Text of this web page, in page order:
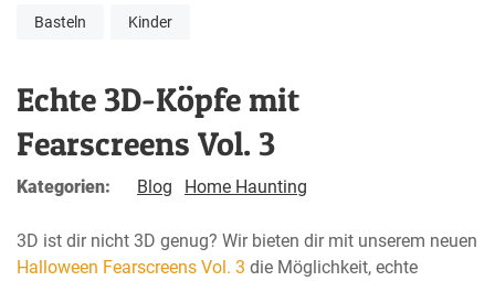
Basteln Kinder
Echte 3D-Köpfe mit
Fearscreens Vol. 3
Kategorien: Blog Home Haunting
3D ist dir nicht 3D genug? Wir bieten dir mit unserem neuen
Halloween Fearscreens Vol. 3 die Möglichkeit, echte